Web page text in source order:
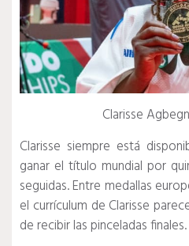
Clarisse
Clarisse siempre está
ganar el título mundial por
seguidas.Entre medallas
el currículum de Clarisse
de recibir las pinceladas finales.